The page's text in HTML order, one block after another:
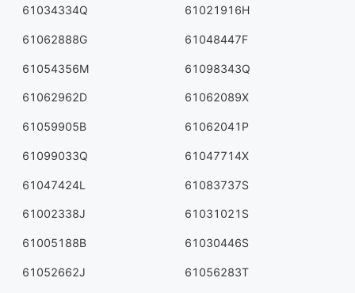
61034334Q 61021916H
61062888G 61048447F
61054356M 61098343Q
61062962D 61062089X
61059905B 61062041P
61099033Q 61047714X
61047424L 61083737S
61002338J 61031021S
61005188B 61030446S
61052662J 61056283T